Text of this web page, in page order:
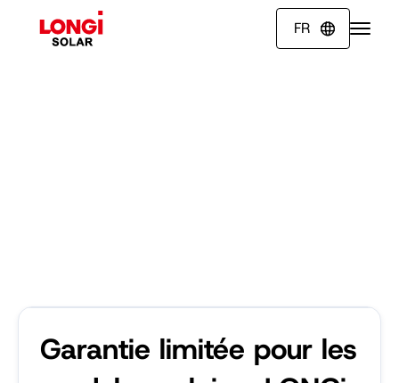
FR 
Garantie limitée pour les